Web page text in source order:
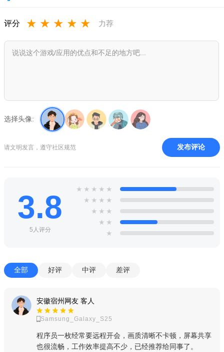
在个人中心页面，点击右上角的设置图标。
评分 ★ ★ ★ ★ ★ 力荐
选择头像:
请文明发言，遵守社区规范 发布评论
3.8
5人评分
★ ★ ★ ★ ★
★ ★ ★ ★
★ ★ ★
★ ★
★
全部 好评 中评 差评
安徽宿州网友 客人
Samsung_Galaxy_S25
程序员一枚经常要远程开会，画质清晰不卡顿，屏幕共享
也很流畅，工作效率提高不少，已经推荐给同事了。